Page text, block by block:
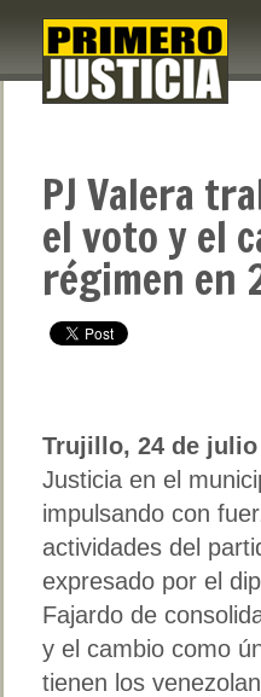
PJ Valera
el voto y el
régimen en
Trujillo, 24 de julio
Justicia en el
impulsando con
actividades del
expresado por el
Fajardo de
y el cambio como
tienen los